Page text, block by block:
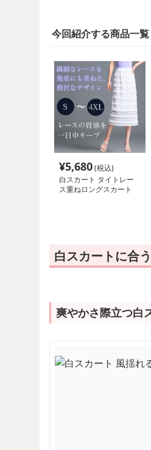
今回紹介する商品一覧
¥5,680(税込)
白スカート タイトレー
ス重ねロングスカート
白スカートに合
爽やかさ際立つ白